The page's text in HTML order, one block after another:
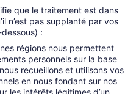
que le traitement est dans
n’est pas supplanté par vos
:
régions nous permettent
personnels sur la base
recueillons et utilisons vos
en nous fondant sur nos
les intérêts légitimes d’un